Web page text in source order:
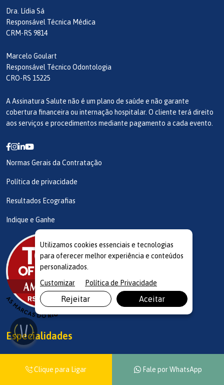
Dra. Lídia Sá
Responsável Técnica Médica
CRM-RS 9814
Marcelo Goulart
Responsável Técnico Odontologia
CRO-RS 15225
A Assinatura Salute não é um plano de saúde e não garante
cobertura financeira ou internação hospitalar. O cliente terá direito
aos serviços e procedimentos mediante pagamento a cada evento.
Normas Gerais da Contratação
Política de privacidade
Resultados Ecografias
Indique e Ganhe
Especialidades
Alergologista
Clique para Ligar Fale por WhatsApp
Utilizamos cookies essenciais e tecnologias
para oferecer melhor experiência e conteúdos
personalizados.
Customizar
Política de Privacidade
Rejeitar Aceitar